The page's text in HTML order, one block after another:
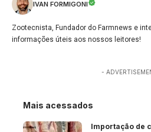
IVAN FORMIGONI
Zootecnista, Fundador do Farmnews e
informações úteis aos nossos leitores!
-
Mais acessados
Importação de